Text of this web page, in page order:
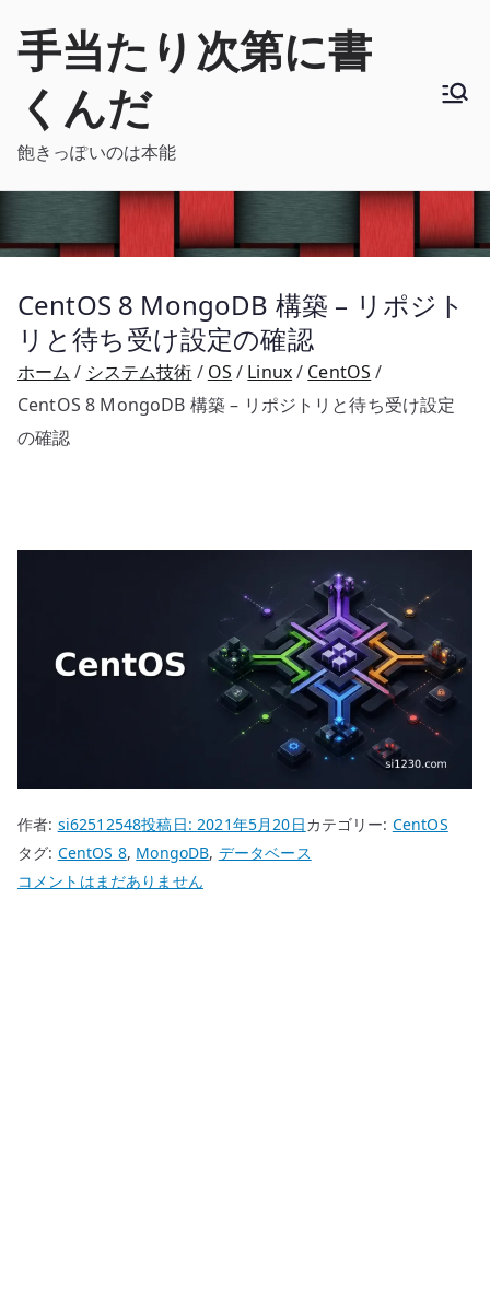
手当たり次第に書
くんだ
飽きっぽいのは本能
CentOS 8 MongoDB 構築 – リポジト
リと待ち受け設定の確認
ホーム システム技術 OS Linux
CentOS
CentOS 8 MongoDB 構築 – リポジトリと待ち受け設定
の確認
作者: si62512548投稿日:2021年5月20日カテゴリー: CentOS
タグ: CentOS 8, MongoDB, データベース
CentOS
コメントはまだありません